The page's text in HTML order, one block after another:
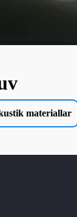
materiallar